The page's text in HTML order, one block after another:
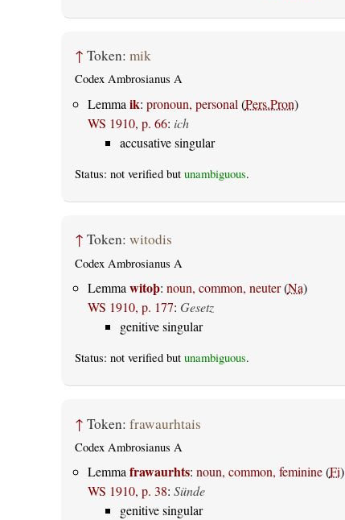
↑ Token: mik
Codex Ambrosianus A
Lemma ik: pronoun, personal (Pers.Pron)
WS 1910, p. 66: ich
accusative singular
Status: not verified but unambiguous.
↑ Token: witodis
Codex Ambrosianus A
Lemma witoþ: noun, common, neuter(Na)
WS 1910, p. 177: Gesetz
genitive singular
Status: not verified but unambiguous.
↑ Token: frawaurhtais
Codex Ambrosianus A
Lemmafrawaurhts: noun, common, feminine(Fi)
WS 1910, p. 38: Sünde
genitive singular